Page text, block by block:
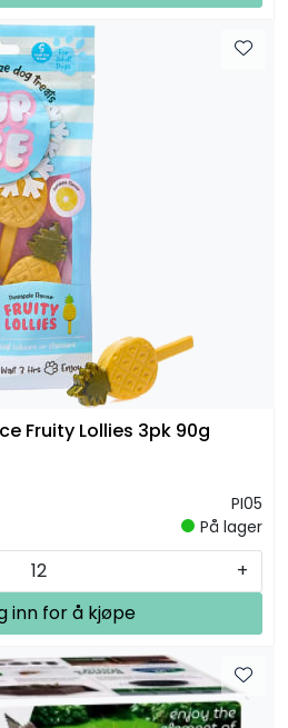
Fruity Lollies 3pk 90g
PI05
På lager
+
inn for å kjøpe